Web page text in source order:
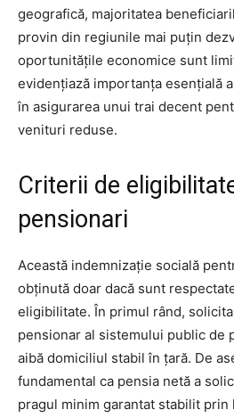
geografică, majoritatea
provin din regiunile mai puțin
oportunitățile economice sunt
evidențiază importanța esențială
în asigurarea unui trai decent
venituri reduse.
Criterii de
pensionari
Această indemnizație socială
obținută doar dacă sunt
eligibilitate. În primul rând,
pensionar al sistemului public de
aibă domiciliul stabil în țară. De
fundamental ca pensia netă a
pragul minim garantat stabilit prin